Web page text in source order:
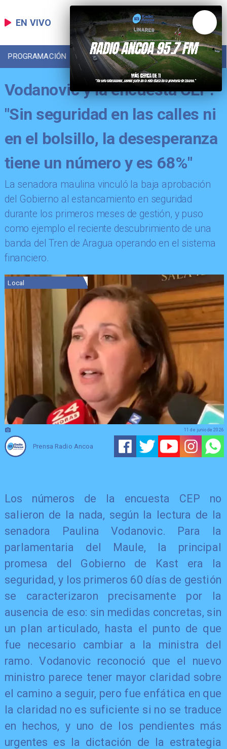
EN VIVO
PROGRAMACIÓN LOCAL DEPORTES
Vodanovic y la encuesta CEP:
"Sin seguridad en las calles ni
en el bolsillo, la desesperanza
tiene un número y es 68%"
​La senadora maulina vinculó la baja aprobación
del Gobierno al estancamiento en seguridad
durante los primeros meses de gestión, y puso
como ejemplo el reciente descubrimiento de una
banda del Tren de Aragua operando en el sistema
financiero.
Local
Prensa Radio Ancoa
11 de junio de 2026
Los números de la encuesta CEP no
salieron de la nada, según la lectura de la
senadora Paulina Vodanovic. Para la
parlamentaria del Maule, la principal
promesa del Gobierno de Kast era la
seguridad, y los primeros 60 días de gestión
se caracterizaron precisamente por la
ausencia de eso: sin medidas concretas, sin
un plan articulado, hasta el punto de que
fue necesario cambiar a la ministra del
ramo. Vodanovic reconoció que el nuevo
ministro parece tener mayor claridad sobre
el camino a seguir, pero fue enfática en que
la claridad no es suficiente si no se traduce
en hechos, y uno de los pendientes más
urgentes es la dictación de la estrategia